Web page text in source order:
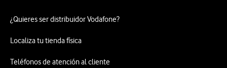
¿Quieres ser distribuidor Vodafone?
Localiza tu tienda física
Teléfonos de atención al cliente